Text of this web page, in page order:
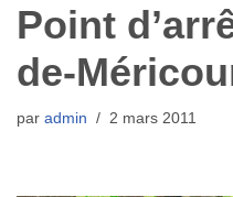
Point
de-
par admin 2 mars 2011